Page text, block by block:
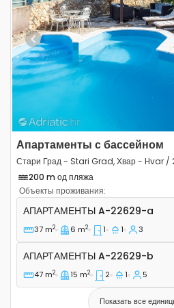
Previous
Апартаменты с бассейном
Стари Град - Stari Grad, Хвар - Hvar /
200 m од пляжа
Объекты проживания:
Однокомнатные
АПАРТАМЕНТЫ A-22629-a
37 m2 6 m2 1 1 3
Апартаменты A-22629-b
АПАРТАМЕНТЫ A-22629-b
47 m2 15 m2 2 1 5
Показать все